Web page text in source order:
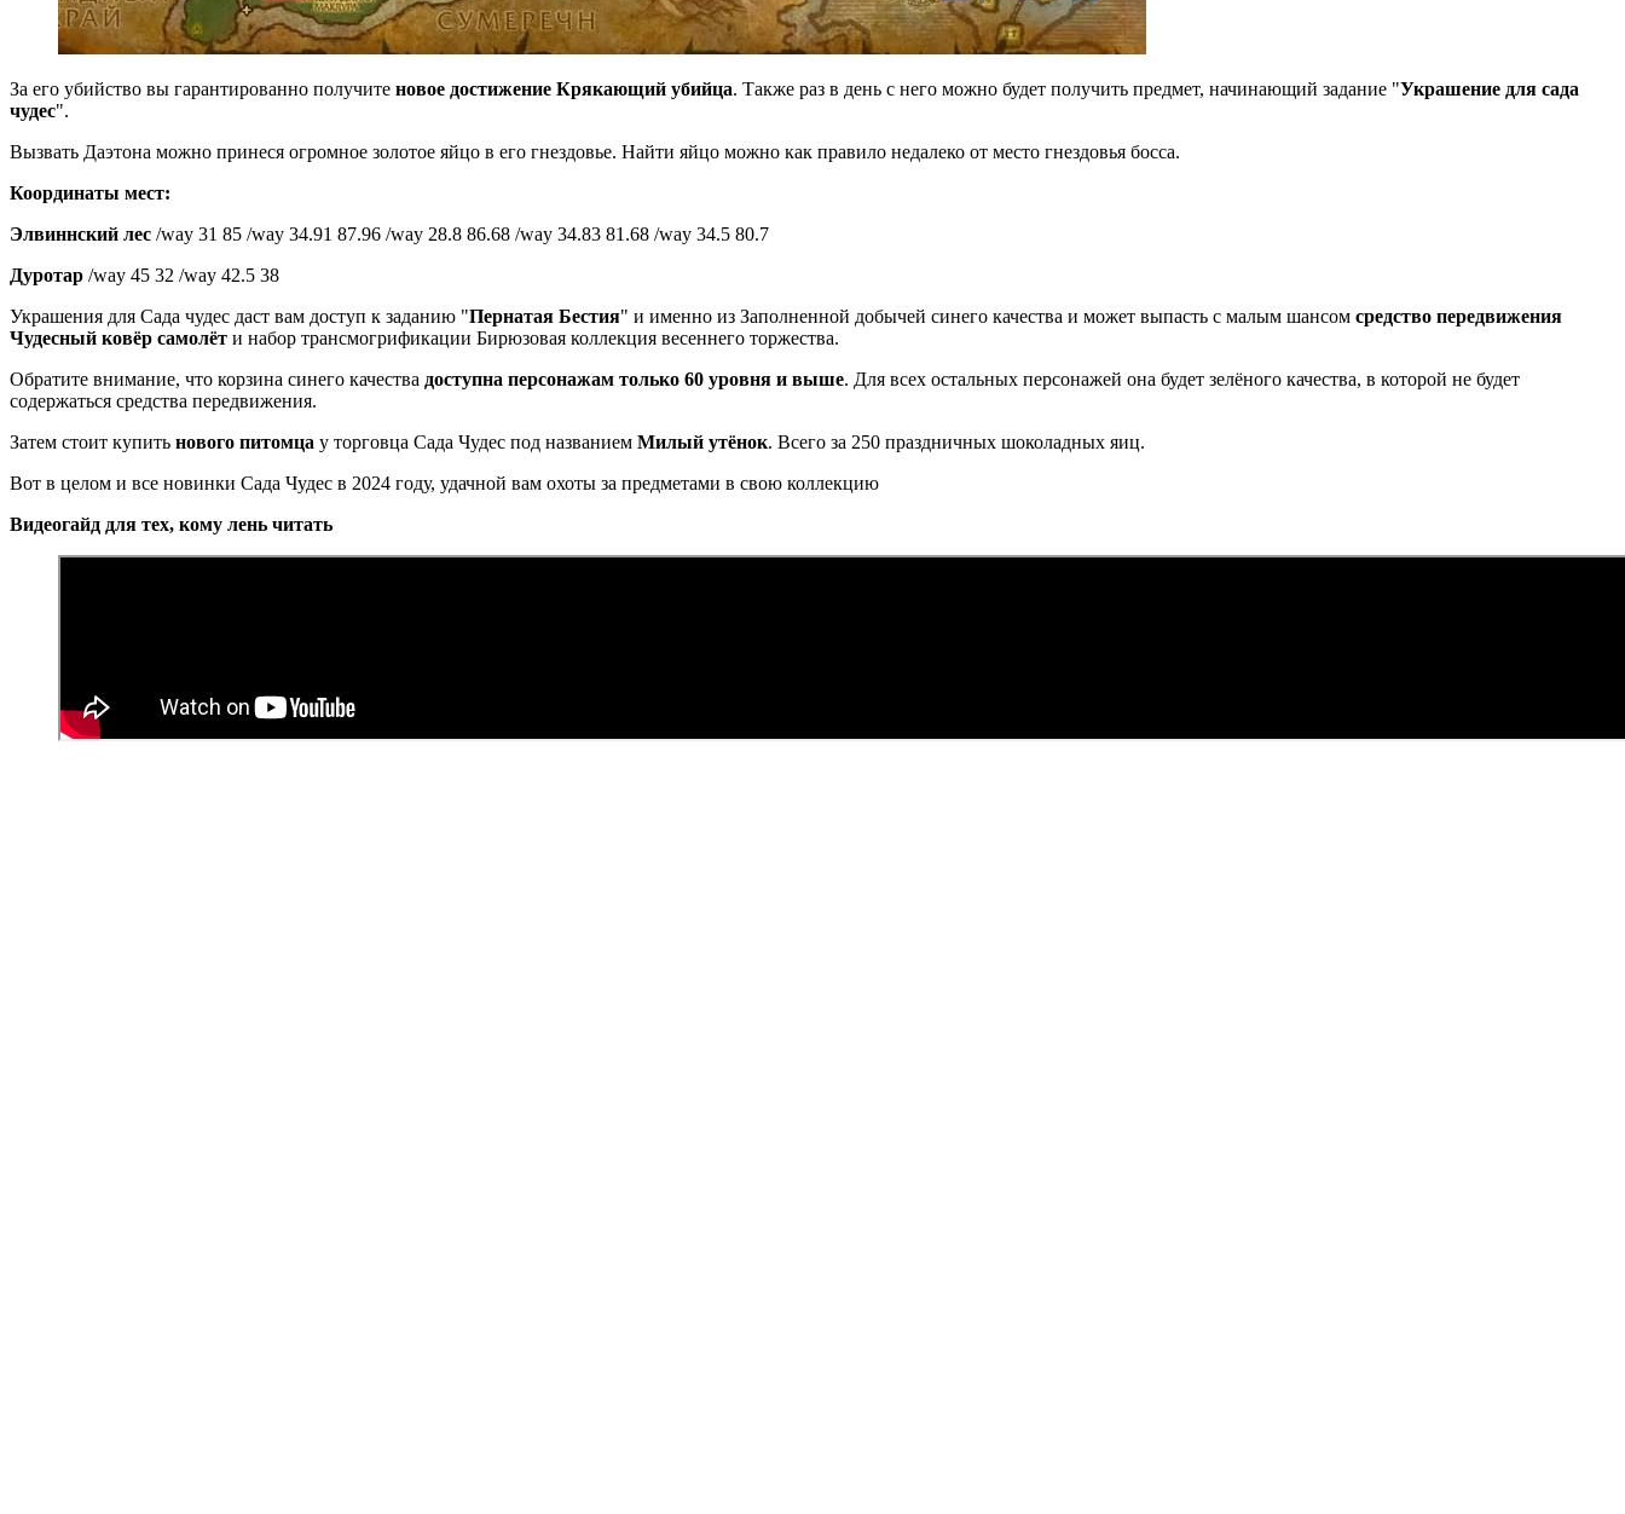
За его убийство вы гарантированно получите новое достижение Крякающий убийца. Также раз в день с него можно будет получить предмет, начинающий задание "Украшение для сада
чудес".
Вызвать Даэтона можно принеся огромное золотое яйцо в его гнездовье. Найти яйцо можно как правило недалеко от место гнездовья босса.
Координаты мест:
Элвиннский лес /way 31 85 /way 34.91 87.96 /way 28.8 86.68 /way 34.83 81.68 /way 34.5 80.7
Дуротар /way 45 32 /way 42.5 38
Украшения для Сада чудес даст вам доступ к заданию "Пернатая Бестия" и именно из Заполненной добычей синего качества и может выпасть с малым шансом средство передвижения
Чудесный ковёр самолёт и набор трансмогрификации Бирюзовая коллекция весеннего торжества.
Обратите внимание, что корзина синего качества доступна персонажам только 60 уровня и выше. Для всех остальных персонажей она будет зелёного качества, в которой не будет
содержаться средства передвижения.
Затем стоит купить нового питомца у торговца Сада Чудес под названием Милый утёнок. Всего за 250 праздничных шоколадных яиц.
Вот в целом и все новинки Сада Чудес в 2024 году, удачной вам охоты за предметами в свою коллекцию
Видеогайд для тех, кому лень читать